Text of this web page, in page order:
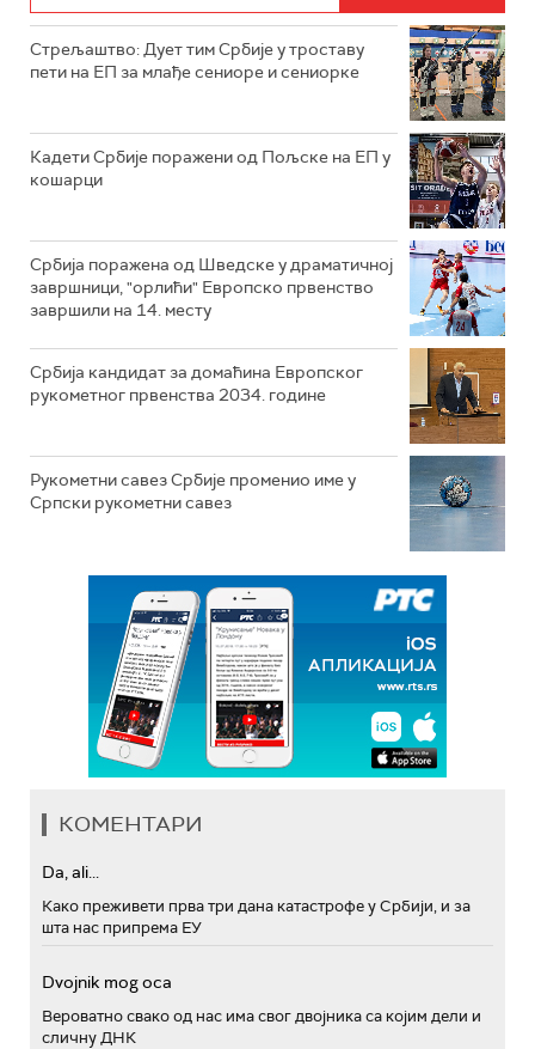
Стрељаштво: Дует тим Србије у троставу
пети на ЕП за млађе сениоре и сениорке
Кадети Србије поражени од Пољске на ЕП у
кошарци
Србија поражена од Шведске у драматичној
завршници, "орлићи" Европско првенство
завршили на 14. месту
Србија кандидат за домаћина Европског
рукометног првенства 2034. године
Рукометни савез Србије променио име у
Српски рукометни савез
КОМЕНТАРИ
Da, ali...
Како преживети прва три дана катастрофе у Србији, и за
шта нас припрема ЕУ
Dvojnik mog oca
Вероватно свако од нас има свог двојника са којим дели и
сличну ДНК